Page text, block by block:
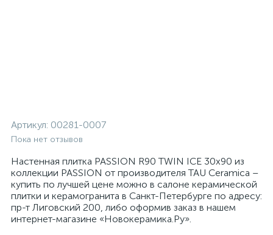
Артикул: 00281-0007
Пока нет отзывов
Настенная плитка PASSION R90 TWIN ICE 30x90 из
коллекции PASSION от производителя TAU Ceramica –
купить по лучшей цене можно в салоне керамической
плитки и керамогранита в Санкт-Петербурге по адресу:
пр-т Лиговский 200, либо оформив заказ в нашем
интернет-магазине «Новокерамика.Ру».